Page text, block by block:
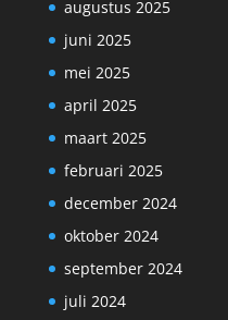
augustus 2025
juni 2025
mei 2025
april 2025
maart 2025
februari 2025
december 2024
oktober 2024
september 2024
juli 2024